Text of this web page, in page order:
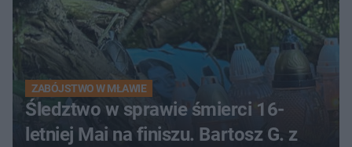
ZABÓJSTWO W MŁAWIE
Śledztwo w sprawie śmierci 16-
letniej Mai na finiszu. Bartosz G. z